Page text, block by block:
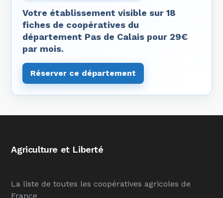
Votre établissement visible sur 18
fiches de coopératives du
département Pas de Calais pour 29€
par mois.
Réserver ce département
Agriculture et Liberté
La liste de toutes les coopératives agricoles de
France